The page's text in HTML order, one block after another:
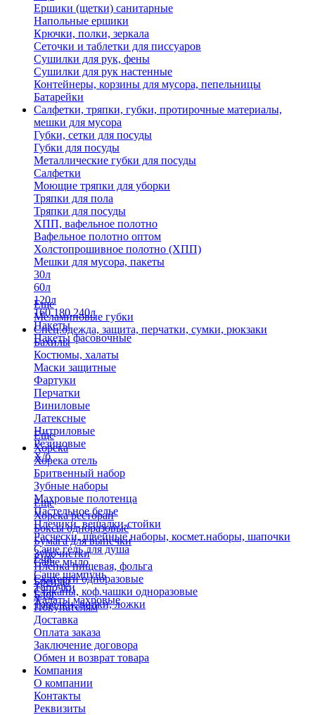
Ершики (щетки) санитарные
Напольные ершики
Крючки, полки, зеркала
Сеточки и таблетки для писсуаров
Сушилки для рук, фены
Сушилки для рук настенные
Контейнеры, корзины для мусора, пепельницы
Батарейки
Салфетки, тряпки, губки, протирочные материалы,
мешки для мусора
Губки, сетки для посуды
Губки для посуды
Металлические губки для посуды
Салфетки
Моющие тряпки для уборки
Тряпки для пола
Тряпки для посуды
ХПП, вафельное полотно
Вафельное полотно оптом
Холстопрошивное полотно (ХПП)
Мешки для мусора, пакеты
30л
60л
120л
160,180,240л
Пакеты
Пакеты фасовочные
Еще
Меламиновые губки
Спец.одежда, защита, перчатки, сумки, рюкзаки
Бахилы
Костюмы, халаты
Маски защитные
Фартуки
Перчатки
Виниловые
Латексные
Нитриловые
Резиновые
Х/б
Еще
Хорека
Хорека отель
Бритвенный набор
Зубные наборы
Махровые полотенца
Пастельное белье
Плечики, вешалки-стойки
Расчески, швейные наборы, космет.наборы, шапочки
Саше гель для душа
Саше мыло
Саше шампунь
Тапочки
Халаты махровые
Еще
Хорека ресторан
Боксы одноразовые
Бумага для выпечки
Зубочистки
Пленка пищевая, фольга
Скатерти одноразовые
Стаканы, коф.чашки одноразовые
Тарелки, вилки, ложки
Еще
Бренды
Блог
Покупателям
Доставка
Оплата заказа
Заключение договора
Обмен и возврат товара
Компания
О компании
Контакты
Реквизиты